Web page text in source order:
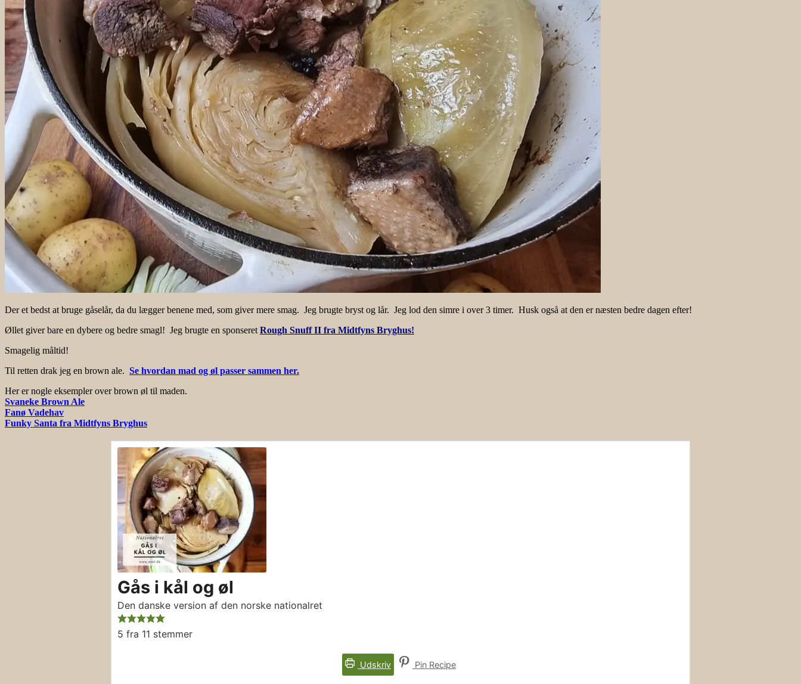
Der et bedst at bruge gåselår, da du lægger benene med, som giver mere smag. Jeg brugte bryst og lår. Jeg lod den simre i over 3 timer. Husk også at den er næsten bedre dagen efter!
Øllet giver bare en dybere og bedre smagl! Jeg brugte en sponseret Rough Snuff II fra Midtfyns Bryghus!
Smagelig måltid!
Til retten drak jeg en brown ale. Se hvordan mad og øl passer sammen her.
Her er nogle eksempler over brown øl til maden.
Svaneke Brown Ale
Fanø Vadehav
Funky Santa fra Midtfyns Bryghus
Gås i kål og øl
Den danske version af den norske nationalret
5 fra 11 stemmer
Udskriv Pin Recipe